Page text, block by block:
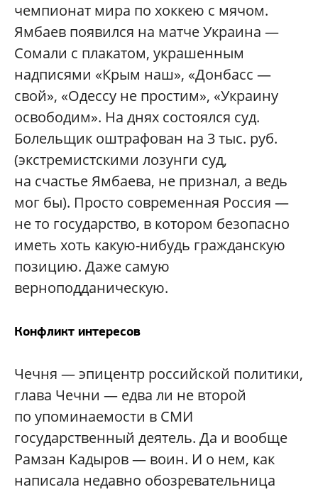
чемпионат мира по хоккею с мячом.
Ямбаев появился на матче Украина —
Сомали с плакатом, украшенным
надписями «Крым наш», «Донбасс —
свой», «Одессу не простим», «Украину
освободим». На днях состоялся суд.
Болельщик оштрафован на 3 тыс. руб.
(экстремистскими лозунги суд,
на счастье Ямбаева, не признал, а ведь
мог бы). Просто современная Россия —
не то государство, в котором безопасно
иметь хоть какую-нибудь гражданскую
позицию. Даже самую
верноподданическую.
Конфликт интересов
Чечня — эпицентр российской политики,
глава Чечни — едва ли не второй
по упоминаемости в СМИ
государственный деятель. Да и вообще
Рамзан Кадыров — воин. И о нем, как
написала недавно обозревательница